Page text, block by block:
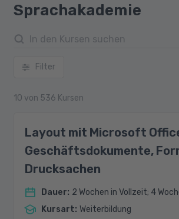
Sprachakademie
Filter
10 von 536 Kursen
Layout mit Microsoft
Geschäftsdokumente,
Drucksachen
Dauer: 2 Wochen in Vollzeit; 4
Kursart: Weiterbildung